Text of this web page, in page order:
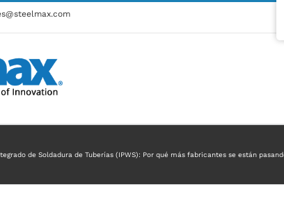
de Soldadura de Tuberías (IPWS): Por qué más fabricantes se están